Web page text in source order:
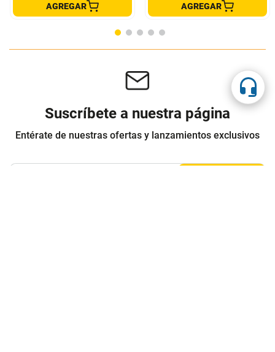
AGREGAR AGREGAR
Suscríbete a nuestra página
Entérate de nuestras ofertas y lanzamientos exclusivos